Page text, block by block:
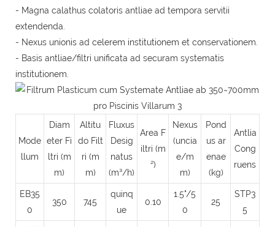
- Magna calathus colatoris antliae ad tempora servitii
extendenda.
- Nexus unionis ad celerem institutionem et conservationem.
- Basis antliae/filtri unificata ad securam systematis
institutionem.
Mode
llum
Diam
eter Fi
ltri (m
m)
Altitu
do Filt
ri (m
m)
Fluxus
Desig
natus
(m³/h)
Area F
iltri (m
²)
Nexus
(uncia
e/m
m)
Pond
us ar
enae
(kg)
Antlia
Cong
ruens
EB35
0
350 745
quinq
ue
0.10
1.5"/5
0
25
STP3
5